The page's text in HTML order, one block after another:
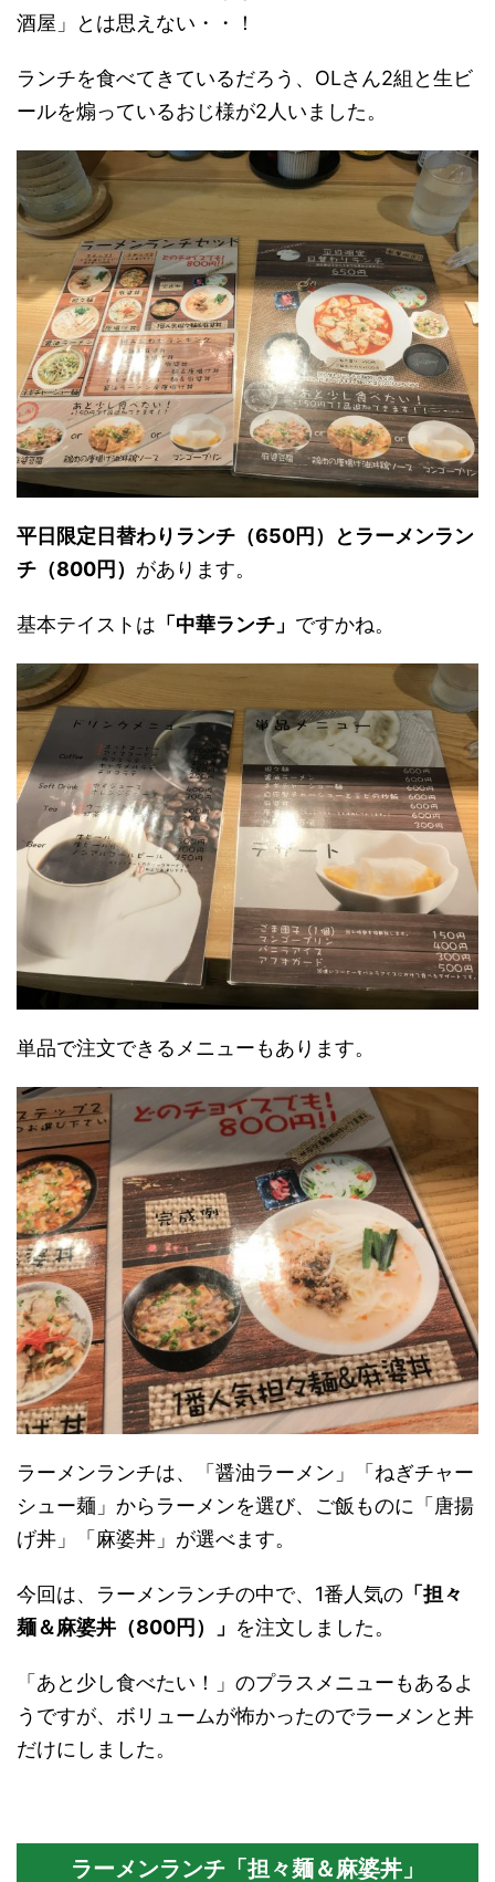
酒屋」とは思えない・・！
ランチを食べてきているだろう、OLさん2組と生ビ
ールを煽っているおじ様が2人いました。
平日限定日替わりランチ（650円）とラーメンラン
チ（800円） があります。
基本テイストは 「中華ランチ」 ですかね。
単品で注文できるメニューもあります。
ラーメンランチは、「醤油ラーメン」「ねぎチャー
シュー麺」からラーメンを選び、ご飯ものに「唐揚
げ丼」「麻婆丼」が選べます。
今回は、ラーメンランチの中で、1番人気の 「担々
麺＆麻婆丼（800円）」 を注文しました。
「あと少し食べたい！」のプラスメニューもあるよ
うですが、ボリュームが怖かったのでラーメンと丼
だけにしました。
ラーメンランチ「担々麺＆麻婆丼」